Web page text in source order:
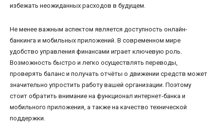
избежать неожиданных расходов в будущем.
Не менее важным аспектом является доступность онлайн-
банкинга и мобильных приложений. В современном мире
удобство управления финансами играет ключевую роль.
Возможность быстро и легко осуществлять переводы,
проверять баланс и получать отчёты о движении средств может
значительно упростить работу вашей организации. Поэтому
стоит обратить внимание на функционал интернет-банка и
мобильного приложения, а также на качество технической
поддержки.